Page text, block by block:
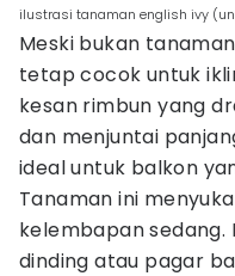
ilustrasi tanaman english ivy
Meski bukan
tetap cocok untuk
kesan rimbun yang
dan menjuntai
ideal untuk balkon
Tanaman ini
kelembapan sedang.
dinding atau pagar